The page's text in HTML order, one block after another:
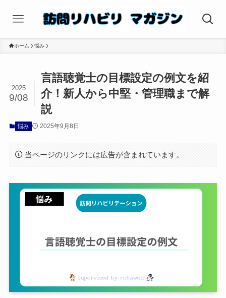
ホーム 悩み
言語聴覚士の目標設定の例文を紹
介！新人から中堅・管理職まで解
説
2025
9/08
悩み 2025年9月8日
当ページのリンクには広告が含まれています。